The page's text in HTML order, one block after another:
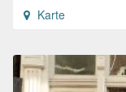
Karte